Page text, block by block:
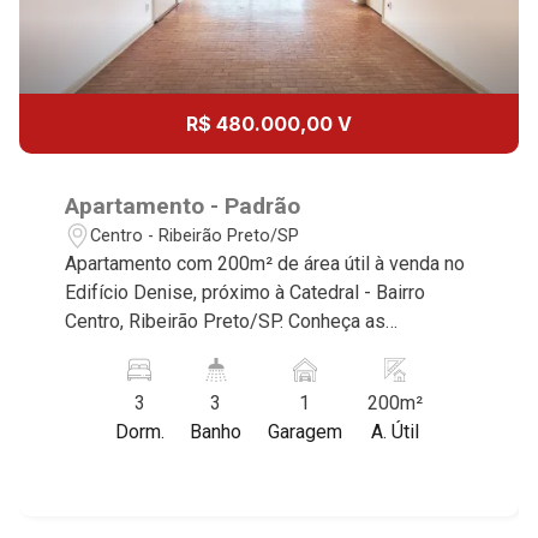
Aug/Thu
14
Aug/Sat
17
18
11:00
12:00
13:00
14:00
R$ 480.000,00 V
Apartamento - Padrão
Centro - Ribeirão Preto/SP
Apartamento com 200m² de área útil à venda no
Edifício Denise, próximo à Catedral - Bairro
Centro, Ribeirão Preto/SP. Conheça as
Imobiliária selecionou para você: - 200m² de
área útil - 3 dormitórios com armários sendo 1
suíte - Banheiro social - Sala 2 ambientes -
3
Dorm.
3
Banho
1
Garagem
200m²
A. Útil